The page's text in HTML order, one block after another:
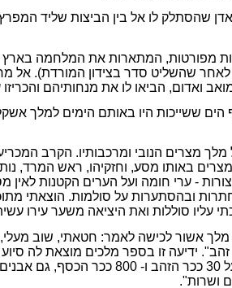
מפורטות, המתארות את המלחמה בארץ
שהשליט סדר בצידון המורדת). אל
ואדום, הביאו לו את מנחותיהם
ששייכות היו באותם הימים למלך אשקלון
מצרים הנובי ומרכבותיו. הקרב
באותו מסע, וחזקיהו, ראש המרד,
ואשר לחזקיהו היהודי שלא נכנע לעולי, על 46 עריו הבצורות - ערי חומה
ובהסתערות על סולמות. הוצאתי
עליו סוללות ואת היציאה משער עירו
"וישלח חזקיה מלך יהודה אל מלך אשור לכישה לאמר:
ידיעה זו בספר מלכים מוצאת לה
הכתובת המלכותית, של סנחריב: "וישלח אחרי נינוה עיר
ושרות".